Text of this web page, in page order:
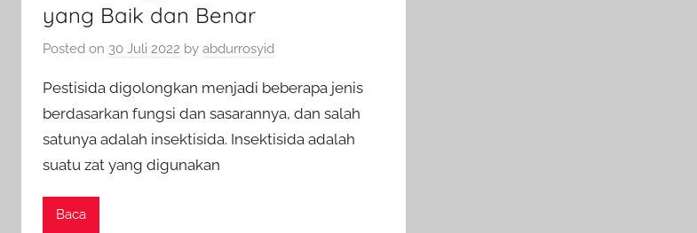
yang Baik dan Benar
Posted on 30 Juli 2022 by abdurrosyid
Pestisida digolongkan menjadi beberapa jenis
berdasarkan fungsi dan sasarannya, dan salah
satunya adalah insektisida. Insektisida adalah
suatu zat yang digunakan
Baca